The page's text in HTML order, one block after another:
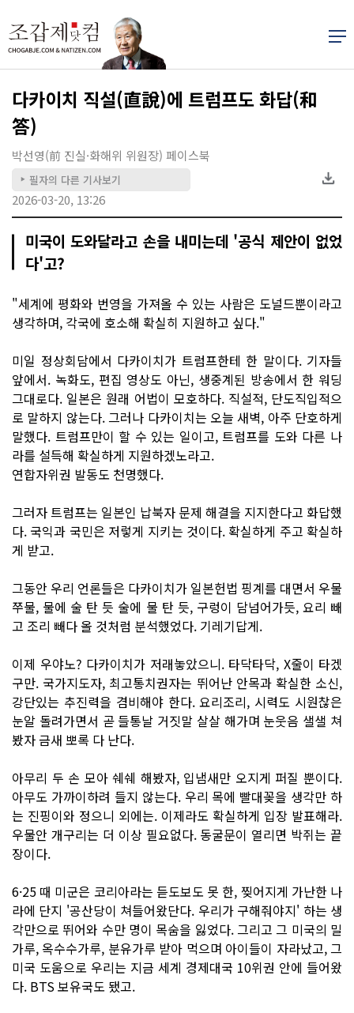
다카이치 직설(直說)에 트럼프도 화답(和
答)
박선영(前 진실·화해위 위원장) 페이스북
▶ 필자의 다른 기사보기
2026-03-20, 13:26
미국이 도와달라고 손을 내미는데 '공식 제안이 없었
다'고?
"세계에 평화와 번영을 가져올 수 있는 사람은 도널드뿐이라고
생각하며, 각국에 호소해 확실히 지원하고 싶다."
미일 정상회담에서 다카이치가 트럼프한테 한 말이다. 기자들
앞에서. 녹화도, 편집 영상도 아닌, 생중계된 방송에서 한 워딩
그대로다. 일본은 원래 어법이 모호하다. 직설적, 단도직입적으
로 말하지 않는다. 그러나 다카이치는 오늘 새벽, 아주 단호하게
말했다. 트럼프만이 할 수 있는 일이고, 트럼프를 도와 다른 나
라를 설득해 확실하게 지원하겠노라고.
연합자위권 발동도 천명했다.
그러자 트럼프는 일본인 납북자 문제 해결을 지지한다고 화답했
다. 국익과 국민은 저렇게 지키는 것이다. 확실하게 주고 확실하
게 받고.
그동안 우리 언론들은 다카이치가 일본헌법 핑계를 대면서 우물
쭈물, 물에 술 탄 듯 술에 물 탄 듯, 구렁이 담넘어가듯, 요리 빼
고 조리 빼다 올 것처럼 분석했었다. 기레기답게.
이제 우야노? 다카이치가 저래놓았으니. 타닥타닥, X줄이 타겠
구만. 국가지도자, 최고통치권자는 뛰어난 안목과 확실한 소신,
강단있는 추진력을 겸비해야 한다. 요리조리, 시력도 시원찮은
눈알 돌려가면서 곧 들통날 거짓말 살살 해가며 눈웃음 샐샐 쳐
봤자 금새 뽀록 다 난다.
아무리 두 손 모아 쉐쉐 해봤자, 입냄새만 오지게 퍼질 뿐이다.
아무도 가까이하려 들지 않는다. 우리 목에 빨대꽂을 생각만 하
는 진핑이와 정으니 외에는. 이제라도 확실하게 입장 발표해라.
우물안 개구리는 더 이상 필요없다. 동굴문이 열리면 박쥐는 끝
장이다.
6·25 때 미군은 코리아라는 듣도보도 못 한, 찢어지게 가난한 나
라에 단지 '공산당이 쳐들어왔단다. 우리가 구해줘야지' 하는 생
각만으로 뛰어와 수만 명이 목숨을 잃었다. 그리고 그 미국의 밀
가루, 옥수수가루, 분유가루 받아 먹으며 아이들이 자라났고, 그
미국 도움으로 우리는 지금 세계 경제대국 10위권 안에 들어왔
다. BTS 보유국도 됐고.